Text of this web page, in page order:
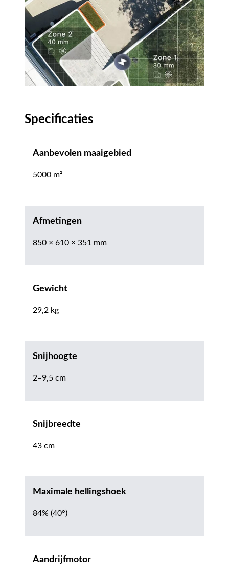
Specificaties
Aanbevolen maaigebied
5000 m²
Afmetingen
850 × 610 × 351 mm
Gewicht
29,2 kg
Snijhoogte
2–9,5 cm
Snijbreedte
43 cm
Maximale hellingshoek
84% (40°)
Aandrijfmotor